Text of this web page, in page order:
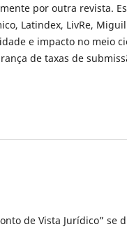
por outra revista.
Latindex, LivRe,
e impacto no meio
de taxas de
de Vista Jurídico” se